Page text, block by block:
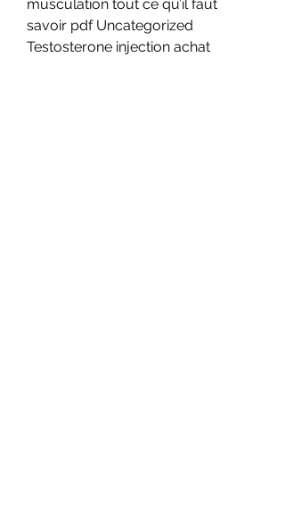
musculation tout ce qu’il faut
savoir pdf Uncategorized
Testosterone injection achat